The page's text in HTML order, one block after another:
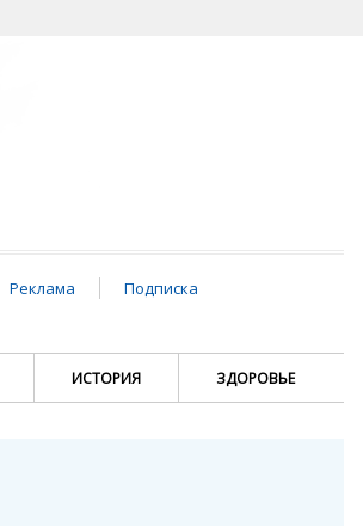
Реклама
Подписка
ИСТОРИЯ ЗДОРОВЬЕ